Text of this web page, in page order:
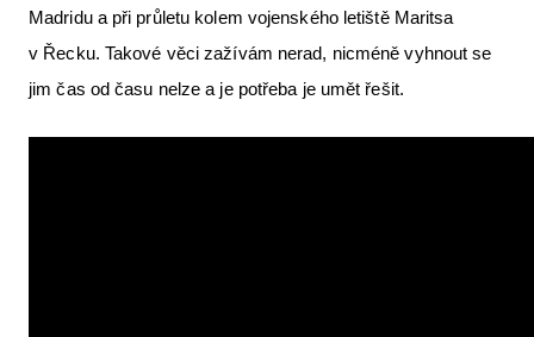
Madridu a při průletu kolem vojenského letiště Maritsa
v Řecku. Takové věci zažívám nerad, nicméně vyhnout se
jim čas od času nelze a je potřeba je umět řešit.